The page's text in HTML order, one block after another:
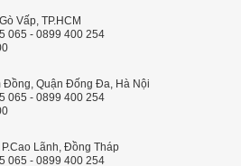
Vấp, TP.HCM
065 - 0899 400 254
Quận Đống Đa, Hà Nội
065 - 0899 400 254
Lãnh, Đồng Tháp
065 - 0899 400 254